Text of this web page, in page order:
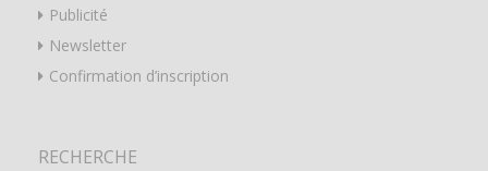
Publicité
Newsletter
Confirmation d’inscription
RECHERCHE